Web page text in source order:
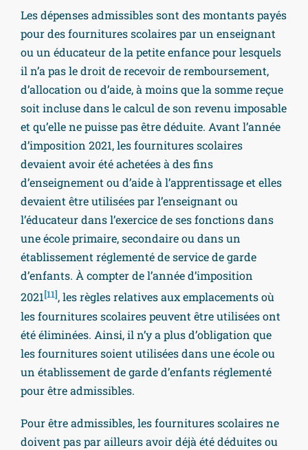
Les dépenses admissibles sont des montants payés
pour des fournitures scolaires par un enseignant
ou un éducateur de la petite enfance pour lesquels
il n’a pas le droit de recevoir de remboursement,
d’allocation ou d’aide, à moins que la somme reçue
soit incluse dans le calcul de son revenu imposable
et qu’elle ne puisse pas être déduite. Avant l’année
d’imposition 2021, les fournitures scolaires
devaient avoir été achetées à des fins
d’enseignement ou d’aide à l’apprentissage et elles
devaient être utilisées par l’enseignant ou
l’éducateur dans l’exercice de ses fonctions dans
une école primaire, secondaire ou dans un
établissement réglementé de service de garde
d’enfants. À compter de l’année d’imposition
2021[11], les règles relatives aux emplacements où
les fournitures scolaires peuvent être utilisées ont
été éliminées. Ainsi, il n’y a plus d’obligation que
les fournitures soient utilisées dans une école ou
un établissement de garde d’enfants réglementé
pour être admissibles.
Pour être admissibles, les fournitures scolaires ne
doivent pas par ailleurs avoir déjà été déduites ou